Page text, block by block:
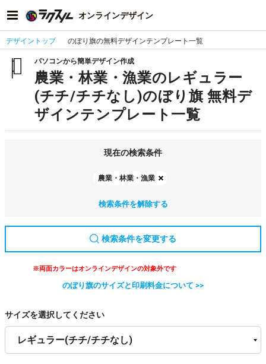
オンラインデザイン
デザイントップ のぼり旗の無料デザインテンプレート一覧
パソコンから簡単デザイン作成
農業・林業・漁業のレギュラー
(チチ/チチなし)のぼり旗 無料デ
ザインテンプレート一覧
現在の検索条件
農業・林業・漁業
検索条件を解除する
検索条件を変更する
※両面カラーはオンラインデザインの対象外です
のぼり旗のサイズと印刷料金について >>
サイズを選択してください